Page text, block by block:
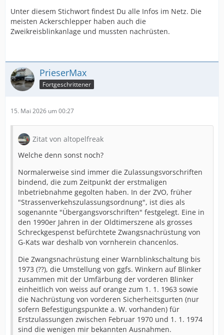
Unter diesem Stichwort findest Du alle Infos im Netz. Die
meisten Ackerschlepper haben auch die
Zweikreisblinkanlage und mussten nachrüsten.
PrieserMax
Fortgeschrittener
15. Mai 2026 um 00:27
Zitat von altopelfreak
Welche denn sonst noch?
Normalerweise sind immer die Zulassungsvorschriften
bindend, die zum Zeitpunkt der erstmaligen
Inbetriebnahme gegolten haben. In der ZVO, früher
"Strassenverkehszulassungsordnung", ist dies als
sogenannte "Übergangsvorschriften" festgelegt. Eine in
den 1990er Jahren in der Oldtimerszene als grosses
Schreckgespenst befürchtete Zwangsnachrüstung von
G-Kats war deshalb von vornherein chancenlos.
Die Zwangsnachrüstung einer Warnblinkschaltung bis
1973 (??), die Umstellung von ggfs. Winkern auf Blinker
zusammen mit der Umfärbung der vorderen Blinker
einheitlich von weiss auf orange zum 1. 1. 1963 sowie
die Nachrüstung von vorderen Sicherheitsgurten (nur
sofern Befestigungspunkte a. W. vorhanden) für
Erstzulassungen zwischen Februar 1970 und 1. 1. 1974
sind die wenigen mir bekannten Ausnahmen.